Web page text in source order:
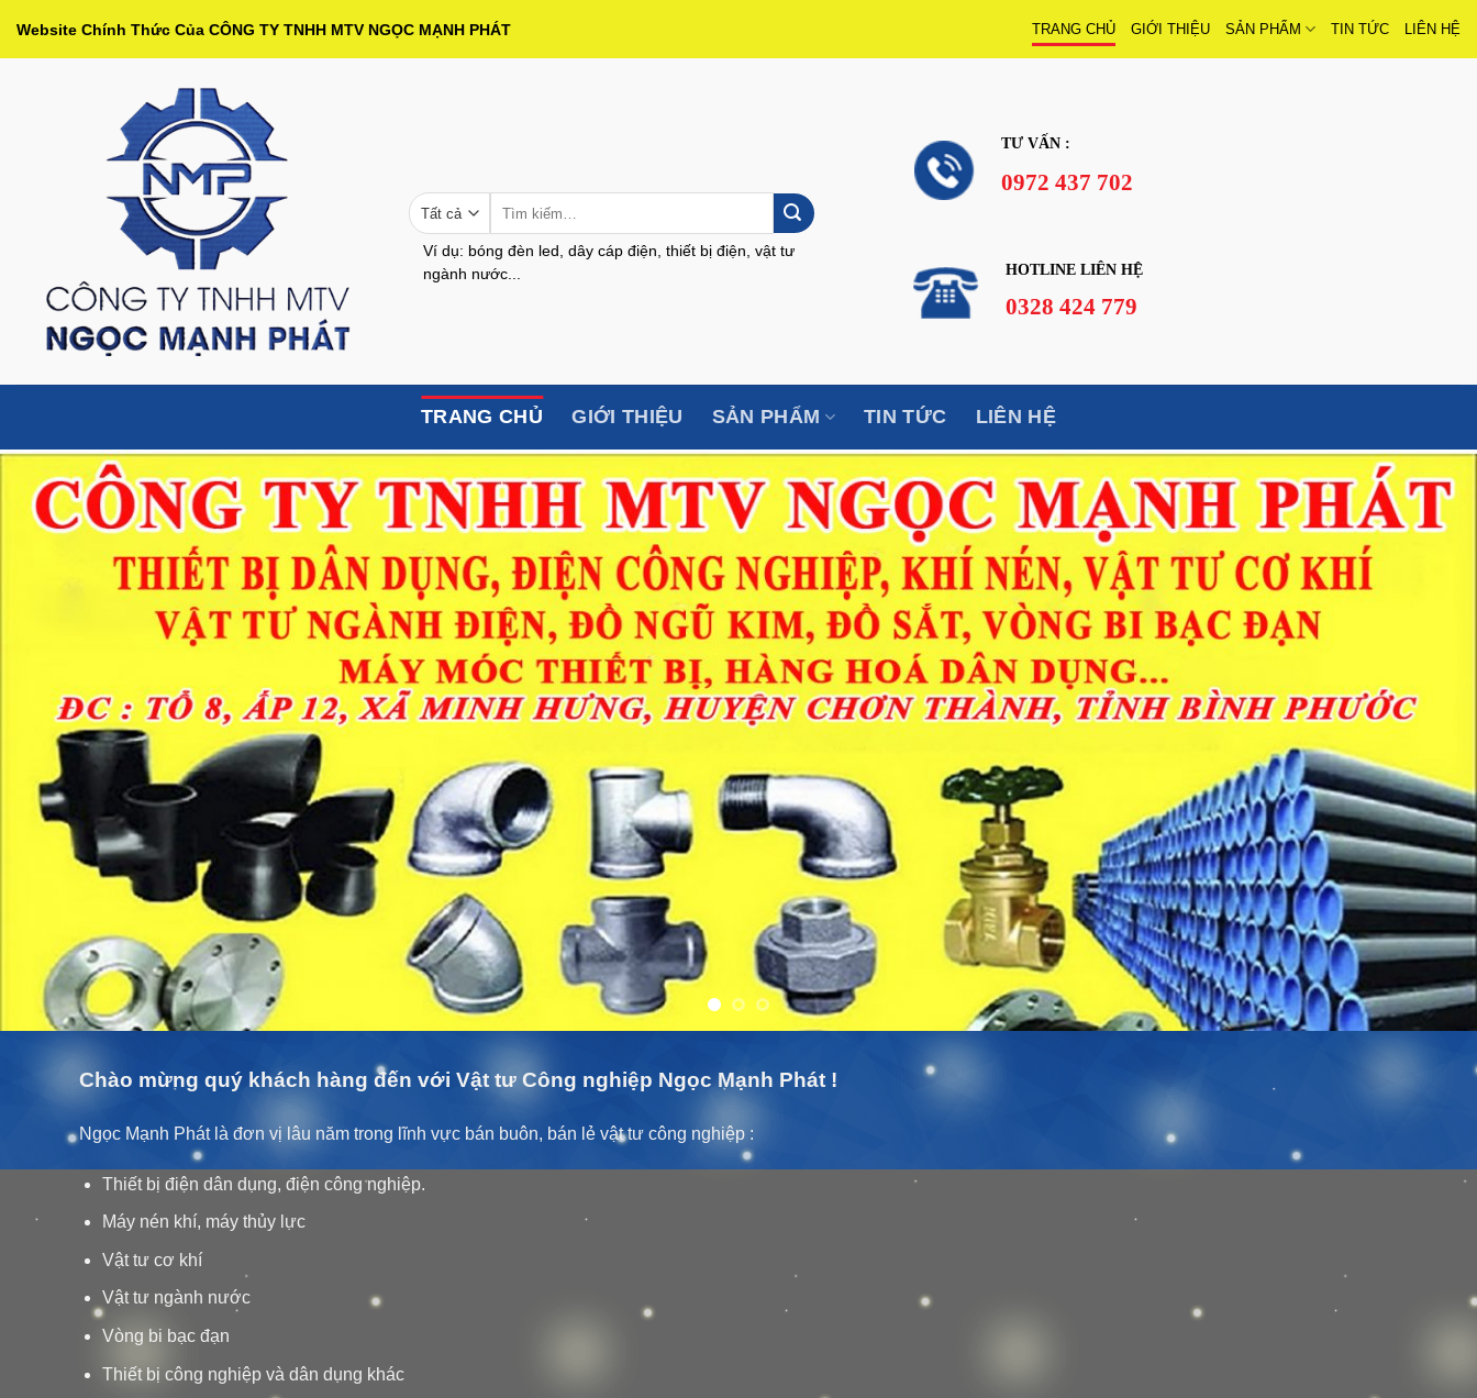
qua
Website Chính Thức Của CÔNG TY TNHH MTV NGỌC MẠNH PHÁT TRANG CHỦ GIỚI THIỆU SẢN PHẨM TIN TỨC LIÊN HỆ
kiếm:
Ví dụ: bóng đèn led, dây cáp điện, thiết bị điện, vật tư
ngành nước...
TƯ VẤN :
0972 437 702
HOTLINE LIÊN HỆ
0328 424 779
TRANG CHỦ GIỚI THIỆU SẢN PHẨM TIN TỨC LIÊN HỆ
Chào mừng quý khách hàng đến với Vật tư Công nghiệp Ngọc Mạnh Phát !
Ngọc Mạnh Phát là đơn vị lâu năm trong lĩnh vực bán buôn, bán lẻ vật tư công nghiệp :
Thiết bị điện dân dụng, điện công nghiệp.
Máy nén khí, máy thủy lực
Vật tư cơ khí
Vật tư ngành nước
Vòng bi bạc đạn
Thiết bị công nghiệp và dân dụng khác